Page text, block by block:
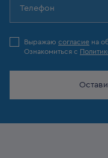
Выражаю согласие на
Ознакомиться с